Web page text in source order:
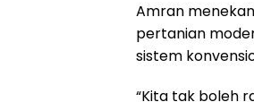
Amran
pertanian
sistem
“Kita tak boleh